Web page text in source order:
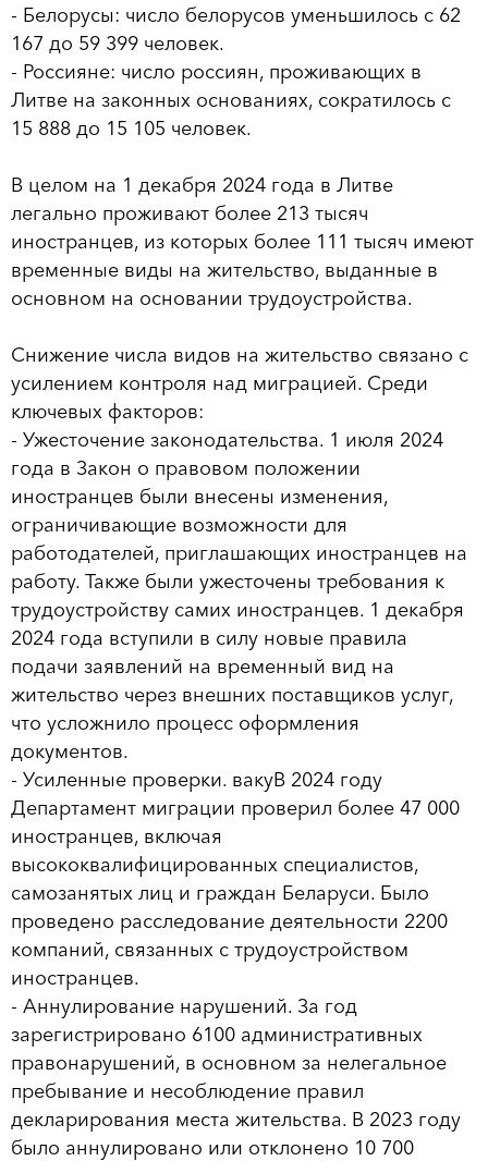
- Белорусы: число белорусов уменьшилось с 62
167 до 59 399 человек.
- Россияне: число россиян, проживающих в
Литве на законных основаниях, сократилось с
15 888 до 15 105 человек.
В целом на 1 декабря 2024 года в Литве
легально проживают более 213 тысяч
иностранцев, из которых более 111 тысяч имеют
временные виды на жительство, выданные в
основном на основании трудоустройства.
Снижение числа видов на жительство связано с
усилением контроля над миграцией. Среди
ключевых факторов:
- Ужесточение законодательства. 1 июля 2024
года в Закон о правовом положении
иностранцев были внесены изменения,
ограничивающие возможности для
работодателей, приглашающих иностранцев на
работу. Также были ужесточены требования к
трудоустройству самих иностранцев. 1 декабря
2024 года вступили в силу новые правила
подачи заявлений на временный вид на
жительство через внешних поставщиков услуг,
что усложнило процесс оформления
документов.
- Усиленные проверки. вакуВ 2024 году
Департамент миграции проверил более 47 000
иностранцев, включая
высококвалифицированных специалистов,
самозанятых лиц и граждан Беларуси. Было
проведено расследование деятельности 2200
компаний, связанных с трудоустройством
иностранцев.
- Аннулирование нарушений. За год
зарегистрировано 6100 административных
правонарушений, в основном за нелегальное
пребывание и несоблюдение правил
декларирования места жительства. В 2023 году
было аннулировано или отклонено 10 700